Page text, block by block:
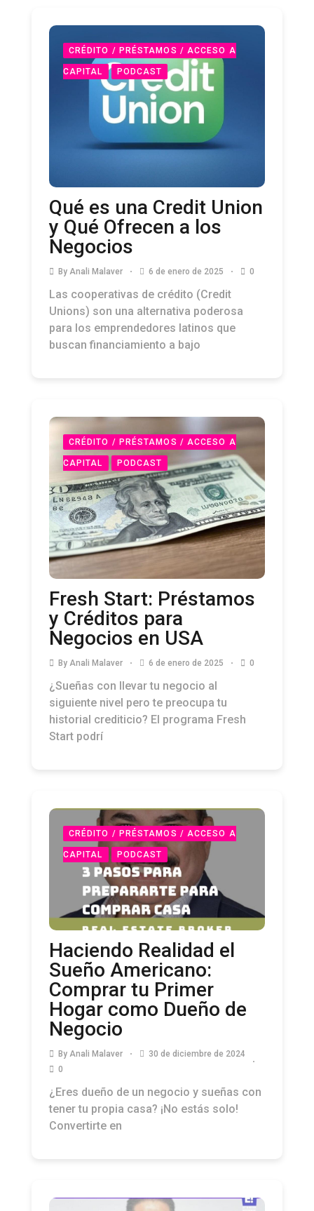
CRÉDITO / PRÉSTAMOS / ACCESO A
CAPITAL PODCAST
Qué es una Credit Union
y Qué Ofrecen a los
Negocios
By Anali Malaver 6 de enero de 2025 0
Las cooperativas de crédito (Credit
Unions) son una alternativa poderosa
para los emprendedores latinos que
buscan financiamiento a bajo
CRÉDITO / PRÉSTAMOS / ACCESO A
CAPITAL PODCAST
Fresh Start: Préstamos
y Créditos para
Negocios en USA
By Anali Malaver 6 de enero de 2025 0
¿Sueñas con llevar tu negocio al
siguiente nivel pero te preocupa tu
historial crediticio? El programa Fresh
Start podrí
CRÉDITO / PRÉSTAMOS / ACCESO A
CAPITAL PODCAST
Haciendo Realidad el
Sueño Americano:
Comprar tu Primer
Hogar como Dueño de
Negocio
By Anali Malaver
30 de diciembre de 2024
0
¿Eres dueño de un negocio y sueñas con
tener tu propia casa? ¡No estás solo!
Convertirte en